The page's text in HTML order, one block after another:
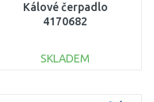
Kálové čerpadlo
4170682
SKLADEM